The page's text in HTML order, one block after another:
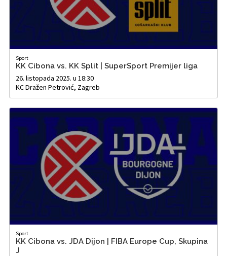
Sport
KK Cibona vs. KK Split | SuperSport Premijer liga
26. listopada 2025. u 18:30
KC Dražen Petrović, Zagreb
Sport
KK Cibona vs. JDA Dijon | FIBA Europe Cup, Skupina
J